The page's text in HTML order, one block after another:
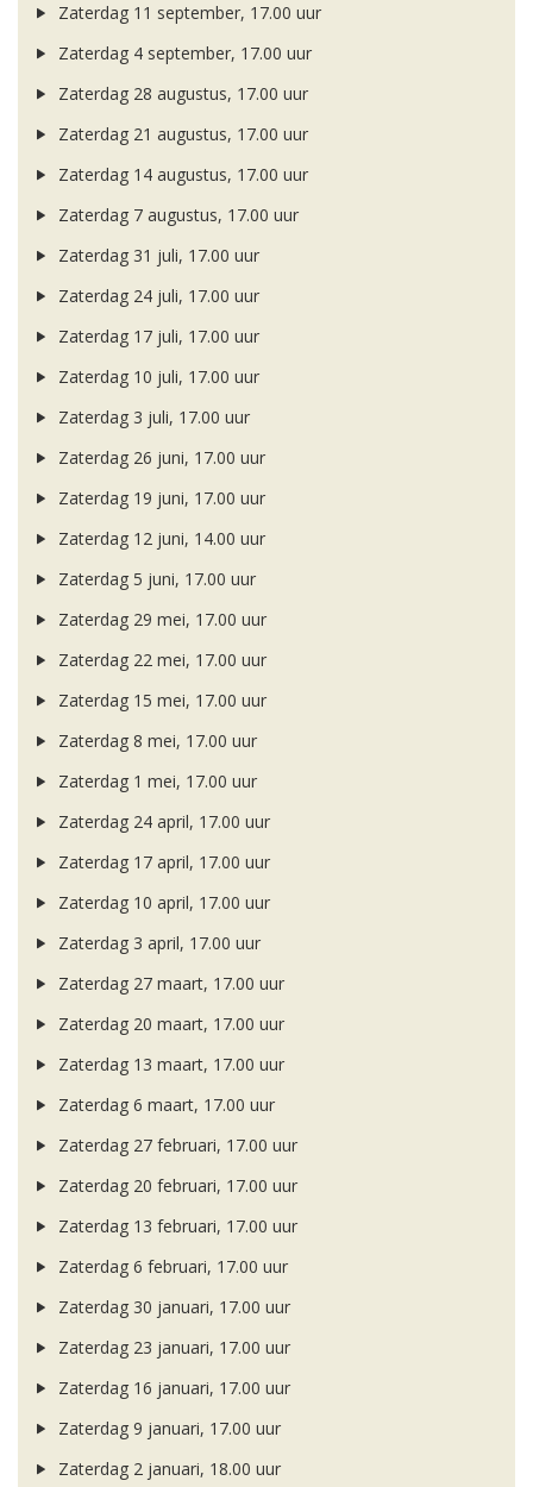
Zaterdag 11 september, 17.00 uur
Zaterdag 4 september, 17.00 uur
Zaterdag 28 augustus, 17.00 uur
Zaterdag 21 augustus, 17.00 uur
Zaterdag 14 augustus, 17.00 uur
Zaterdag 7 augustus, 17.00 uur
Zaterdag 31 juli, 17.00 uur
Zaterdag 24 juli, 17.00 uur
Zaterdag 17 juli, 17.00 uur
Zaterdag 10 juli, 17.00 uur
Zaterdag 3 juli, 17.00 uur
Zaterdag 26 juni, 17.00 uur
Zaterdag 19 juni, 17.00 uur
Zaterdag 12 juni, 14.00 uur
Zaterdag 5 juni, 17.00 uur
Zaterdag 29 mei, 17.00 uur
Zaterdag 22 mei, 17.00 uur
Zaterdag 15 mei, 17.00 uur
Zaterdag 8 mei, 17.00 uur
Zaterdag 1 mei, 17.00 uur
Zaterdag 24 april, 17.00 uur
Zaterdag 17 april, 17.00 uur
Zaterdag 10 april, 17.00 uur
Zaterdag 3 april, 17.00 uur
Zaterdag 27 maart, 17.00 uur
Zaterdag 20 maart, 17.00 uur
Zaterdag 13 maart, 17.00 uur
Zaterdag 6 maart, 17.00 uur
Zaterdag 27 februari, 17.00 uur
Zaterdag 20 februari, 17.00 uur
Zaterdag 13 februari, 17.00 uur
Zaterdag 6 februari, 17.00 uur
Zaterdag 30 januari, 17.00 uur
Zaterdag 23 januari, 17.00 uur
Zaterdag 16 januari, 17.00 uur
Zaterdag 9 januari, 17.00 uur
Zaterdag 2 januari, 18.00 uur